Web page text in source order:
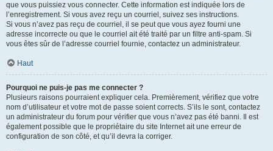
que vous puissiez vous connecter. Cette information est indiquée lors de
l’enregistrement. Si vous avez reçu un courriel, suivez ses instructions.
Si vous n’avez pas reçu de courriel, il se peut que vous ayez fourni une
adresse incorrecte ou que le courriel ait été traité par un filtre anti-spam. Si
vous êtes sûr de l’adresse courriel fournie, contactez un administrateur.
Haut
Pourquoi ne puis-je pas me connecter ?
Plusieurs raisons pourraient expliquer cela. Premièrement, vérifiez que votre
nom d’utilisateur et votre mot de passe soient corrects. S’ils le sont, contactez
un administrateur du forum pour vérifier que vous n’avez pas été banni. Il est
également possible que le propriétaire du site Internet ait une erreur de
configuration de son côté, et qu’il devra la corriger.